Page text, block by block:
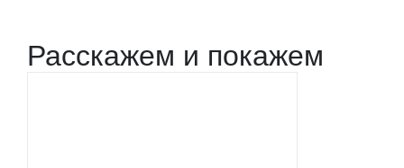
Расскажем и покажем